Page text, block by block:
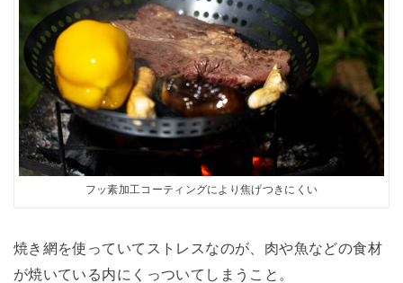
フッ素加工コーティングにより焦げつきにくい
焼き網を使っていてストレスなのが、肉や魚などの食材
が焼いている内にくっついてしまうこと。